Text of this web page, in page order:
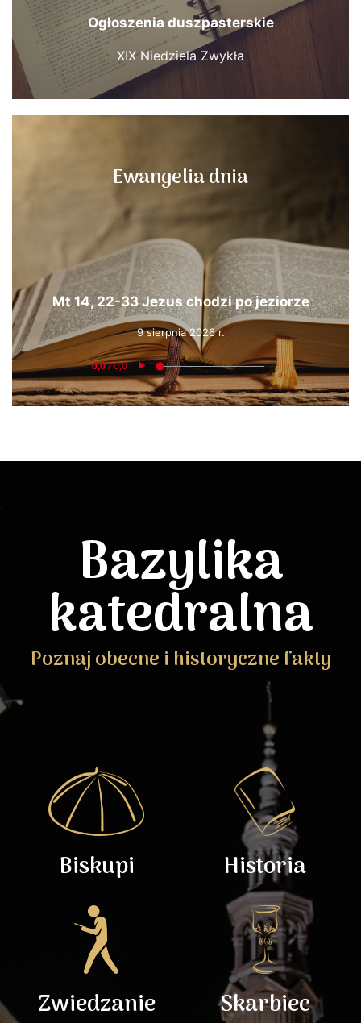
Ogłoszenia duszpasterskie
XIX Niedziela Zwykła
Ewangelia dnia
Mt 14, 22-33 Jezus chodzi po jeziorze
9 sierpnia 2026 r.
Bazylika
katedralna
Poznaj obecne i historyczne fakty
Biskupi Historia
Zwiedzanie Skarbiec